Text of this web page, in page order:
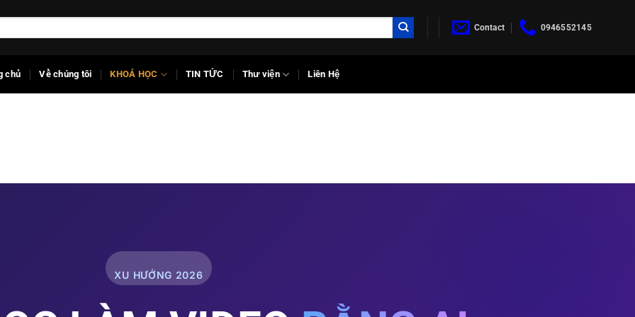
Contact 0946552145
chủ Về chúng tôi KHOÁ HỌC TIN TỨC Thư viện Liên Hệ
XU HƯỚNG 2026